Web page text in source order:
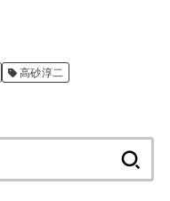
高砂淳二